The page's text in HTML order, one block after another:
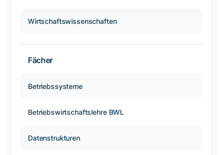
Wirtschaftswissenschaften
Fächer
Betriebssysteme
Betriebswirtschaftslehre BWL
Datenstrukturen